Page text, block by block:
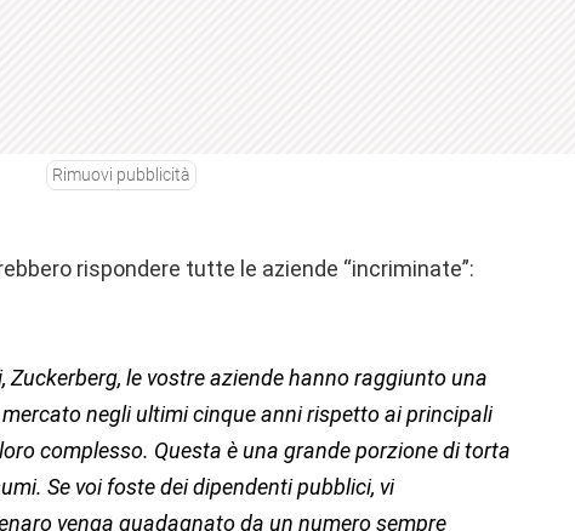
Rimuovi pubblicità
rispondere tutte le aziende “incriminate”:
Zuckerberg, le vostre aziende hanno raggiunto una
negli ultimi cinque anni rispetto ai principali
complesso. Questa è una grande porzione di torta
Se voi foste dei dipendenti pubblici, vi
venga guadagnato da un numero sempre